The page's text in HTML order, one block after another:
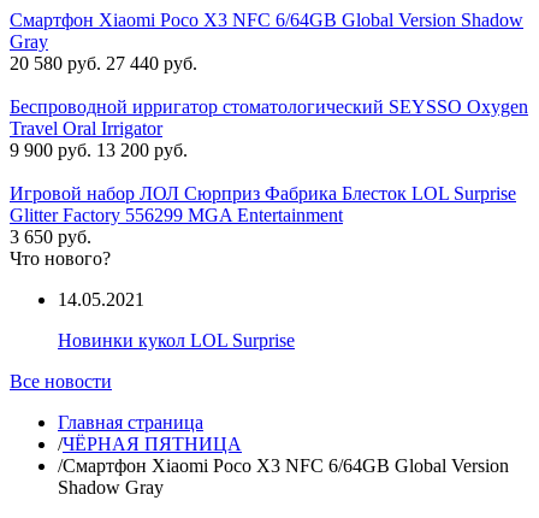
Смартфон Xiaomi Poco X3 NFC 6/64GB Global Version Shadow
Gray
20 580 руб. 27 440 руб.
Беспроводной ирригатор стоматологический SEYSSO Oxygen
Travel Oral Irrigator
9 900 руб. 13 200 руб.
Игровой набор ЛОЛ Сюрприз Фабрика Блесток LOL Surprise
Glitter Factory 556299 MGA Entertainment
3 650 руб.
Что нового?
14.05.2021
Новинки кукол LOL Surprise
Все новости
Главная страница
/ЧЁРНАЯ ПЯТНИЦА
/Смартфон Xiaomi Poco X3 NFC 6/64GB Global Version
Shadow Gray